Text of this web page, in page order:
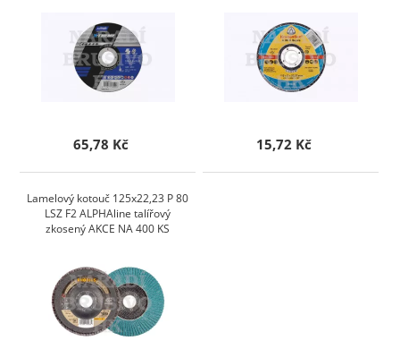
65,78 Kč 15,72 Kč
Lamelový kotouč 125x22,23 P 80
LSZ F2 ALPHAline talířový
zkosený AKCE NA 400 KS